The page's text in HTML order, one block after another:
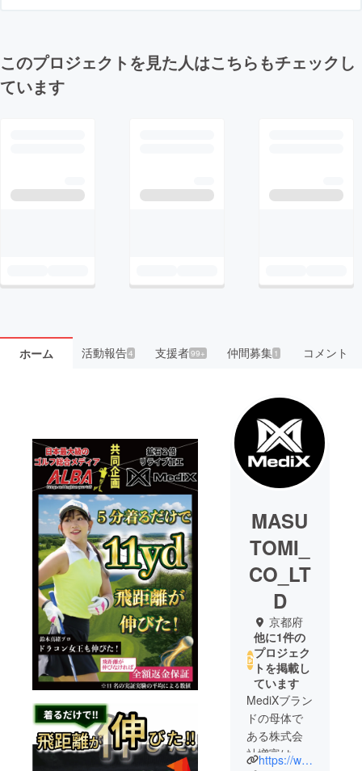
このプロジェクトを見た人はこちらもチェックし
ています
ホーム 活動報告4 支援者99+ 仲間募集 1 コメント
MASU
TOMI_
CO_LT
D
京都府
他に1件の
プロジェク
トを掲載し
ています
MediXブラン
ドの母体で
ある株式会
社増富は、 https://www.mastomy.co.jp/